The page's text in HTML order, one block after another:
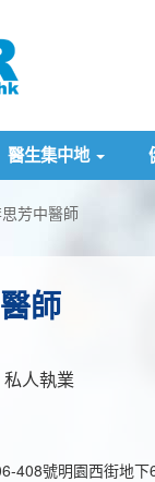
醫生集中地
芳中醫師
師
人執業
408號明園西街地下